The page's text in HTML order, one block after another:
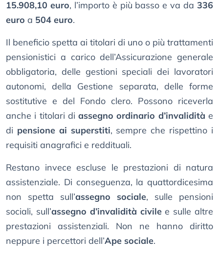
15.908,10 euro, l’importo è più basso e va da336
euro a 504 euro.
Il beneficio spetta ai titolari di uno o più trattamenti
pensionistici a carico dell’Assicurazione generale
obbligatoria, delle gestioni speciali dei lavoratori
autonomi, della Gestione separata, delle forme
sostitutive e del Fondo clero. Possono riceverla
anche i titolari diassegno ordinario d’invalidità e
di pensione ai superstiti, sempre che rispettino i
requisiti anagrafici e reddituali.
Restano invece escluse le prestazioni di natura
assistenziale. Di conseguenza, la quattordicesima
non spetta sull’assegno sociale, sulle pensioni
sociali, sull’assegno d’invalidità civilee sulle altre
prestazioni assistenziali. Non ne hanno diritto
neppure i percettori dell’Ape sociale.